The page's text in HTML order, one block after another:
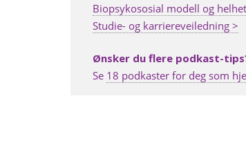
Biopsykososial modell og
Studie- og karriereveiledning >
Ønsker du flere podkast-
Se 18 podkaster for deg som